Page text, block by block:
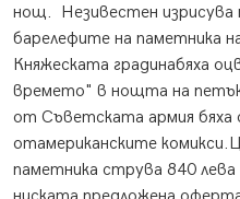
нощ. Незивестен изрисува
барелефите на паметника
Княжеската градинабяха
времето" в нощта на
от Съветската армия бяха
отамериканските
паметника струва 840